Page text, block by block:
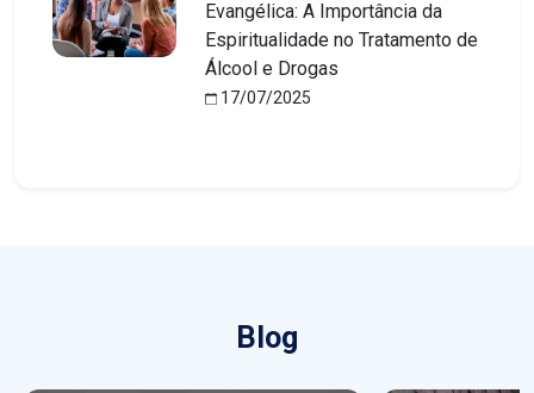
Evangélica: A Importância da
Espiritualidade no Tratamento de
Álcool e Drogas
17/07/2025
Blog